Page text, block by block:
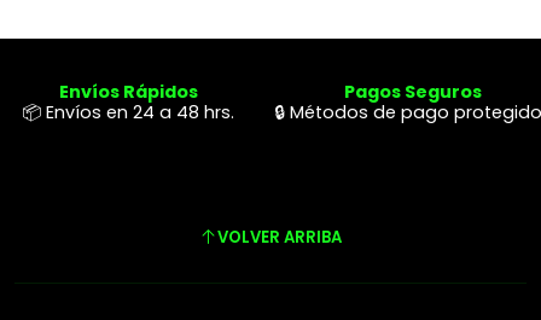
Envíos Rápidos
📦 Envíos en 24 a 48 hrs.
Pagos Seguros
🔒 Métodos de pago
VOLVER ARRIBA